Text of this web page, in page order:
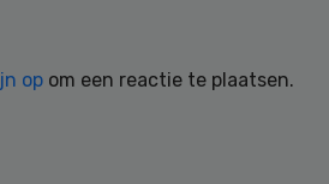
op om een reactie te plaatsen.